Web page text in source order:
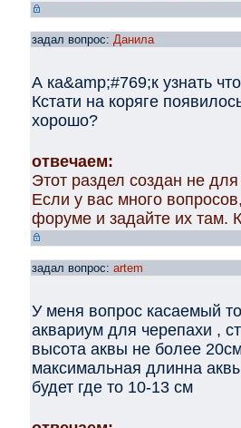
задал вопрос: Данила
А ка&amp;#769;к узнать
Кстати на коряге
хорошо?
отвечаем:
Этот раздел создан не
Если у вас много
форуме и задайте их там.
задал вопрос: artem
У меня вопрос касаемый
аквариум для черепахи ,
высота аквы не более
максимальная длинна
будет где то 10-13 см